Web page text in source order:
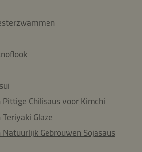
Pittige Chilisaus voor Kimchi
Glaze
Natuurlijk Gebrouwen Sojasaus